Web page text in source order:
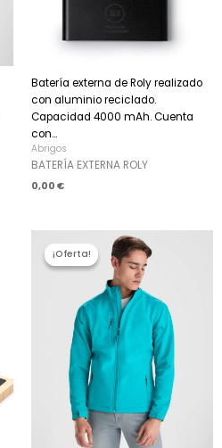
Batería externa de Roly realizado
con aluminio reciclado.
Capacidad 4000 mAh. Cuenta
con...
Abrigos
BATERÍA EXTERNA ROLY
0,00 €
¡Oferta!
¡Oferta!
precio
original
era:
25,58 €.
precio
actual
es:
21,74 €.